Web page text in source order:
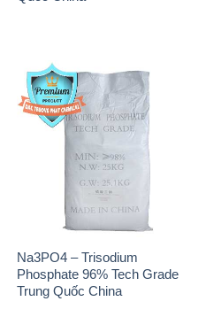
Na3PO4 – Trisodium
Phosphate 96% Tech Grade
Trung Quốc China